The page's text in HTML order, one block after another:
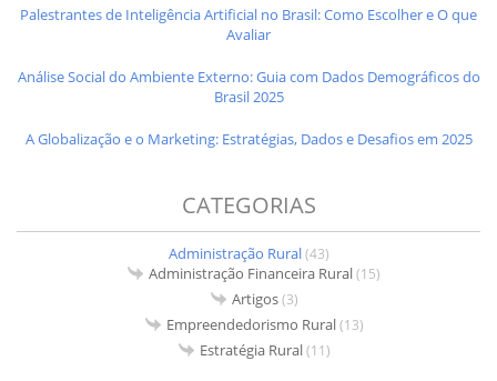
Palestrantes de Inteligência Artificial no Brasil: Como Escolher e O que
Avaliar
Análise Social do Ambiente Externo: Guia com Dados Demográficos do
Brasil 2025
A Globalização e o Marketing: Estratégias, Dados e Desafios em 2025
CATEGORIAS
Administração Rural(43)
Administração Financeira Rural(15)
Artigos(3)
Empreendedorismo Rural(13)
Estratégia Rural(11)